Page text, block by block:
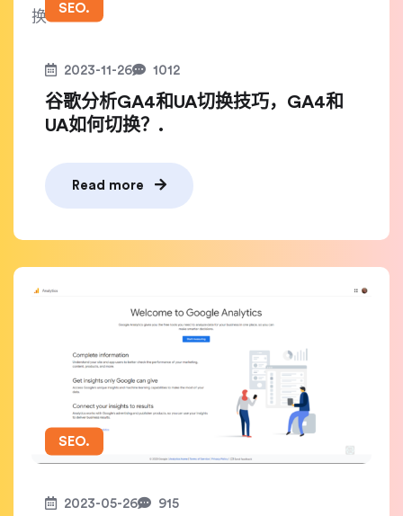
SEO.
2023-11-26 1012
谷歌分析GA4和UA切换技巧，GA4和
UA如何切换？.
Read more
SEO.
2023-05-26 915